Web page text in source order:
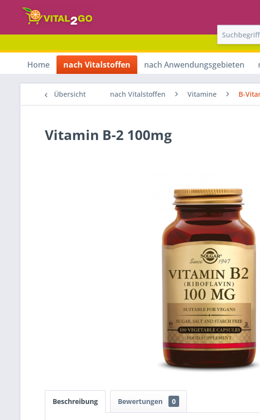
Home nach Vitalstoffen nach Anwendungsgebieten
Übersicht nach Vitalstoffen Vitamine B-
Vitamin B-2 100mg
Beschreibung Bewertungen 0